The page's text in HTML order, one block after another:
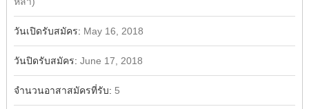
วันเปิดรับสมัคร: May 16, 2018
วันปิดรับสมัคร: June 17, 2018
จำนวนอาสาสมัครที่รับ: 5